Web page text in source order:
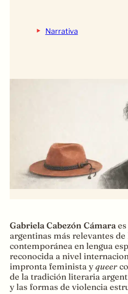
‣ Narrativa
Gabriela Cabezón Cámaraes
argentinas más relevantes
contemporánea en lengua
reconocida a nivel
impronta feminista y queer
de la tradición literaria
y las formas de violencia